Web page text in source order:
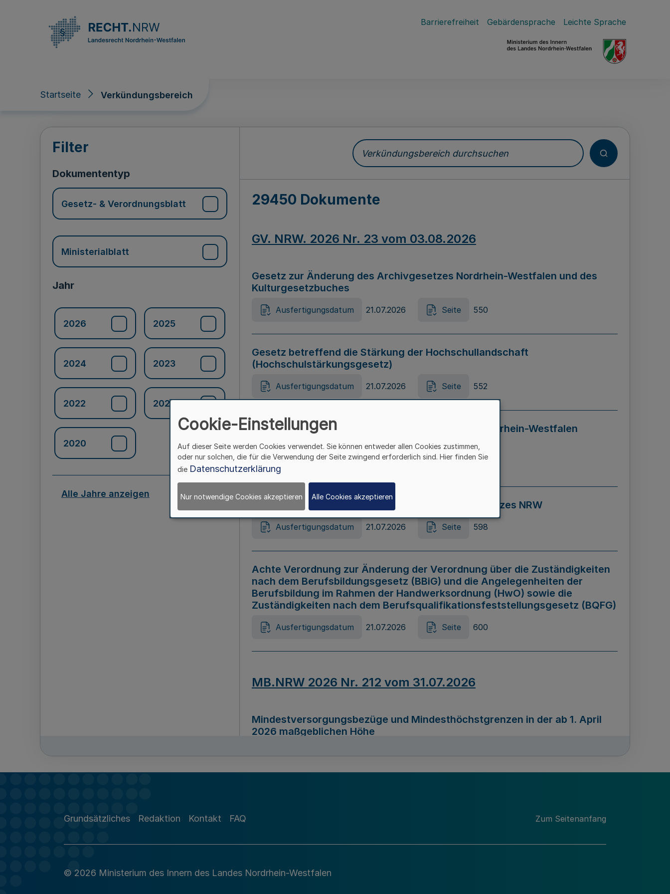
Barrierefreiheit Gebärdensprache Leichte Sprache
Startseite Verkündungsbereich
Verkündungsbereich
Filter
Dokumententyp
Gesetz- & Verordnungsblatt
Ministerialblatt
Jahr
2026 2025
2024 2023
2022 2021
2020
Alle Jahre anzeigen
Verkündungsbereich durchsuchen
29450 Dokumente
GV. NRW. 2026 Nr. 23 vom 03.08.2026
Gesetz zur Änderung des Archivgesetzes Nordrhein-Westfalen und des
Kulturgesetzbuches
Ausfertigungsdatum 21.07.2026 Seite 550
Gesetz betreffend die Stärkung der Hochschullandschaft
(Hochschulstärkungsgesetz)
Ausfertigungsdatum 21.07.2026 Seite 552
Gesetz zur Vermeidung von Diskriminierung in Nordrhein-Westfalen
(Landesantidiskriminierungsgesetz – LADG NRW)
Ausfertigungsdatum 21.07.2026 Seite 595
Gesetz zur Änderung des Online-Casinospiel Gesetzes NRW
Ausfertigungsdatum 21.07.2026 Seite 598
Achte Verordnung zur Änderung der Verordnung über die Zuständigkeiten
nach dem Berufsbildungsgesetz (BBiG) und die Angelegenheiten der
Berufsbildung im Rahmen der Handwerksordnung (HwO) sowie die
Zuständigkeiten nach dem Berufsqualifikationsfeststellungsgesetz (BQFG)
Ausfertigungsdatum 21.07.2026 Seite 600
MB.NRW 2026 Nr. 212 vom 31.07.2026
Mindestversorgungsbezüge und Mindesthöchstgrenzen in der ab 1. April
2026 maßgeblichen Höhe
Richtlinie zur Durchführung des Förderprogramms „Mittelstand Innovativ &
Grundsätzliches Redaktion Kontakt FAQ Zum Seitenanfang
© 2026 Ministerium des Innern des Landes Nordrhein-Westfalen
Cookie-Einstellungen
Auf dieser Seite werden Cookies verwendet. Sie können entweder allen Cookies zustimmen,
oder nur solchen, die für die Verwendung der Seite zwingend erforderlich sind. Hier finden Sie
die Datenschutzerklärung
Nur notwendige Cookies akzeptieren Alle Cookies akzeptieren